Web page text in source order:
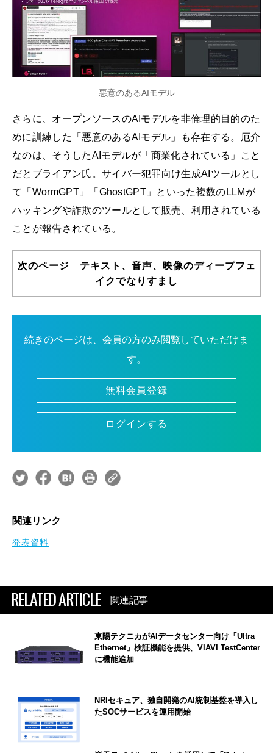
悪意のあるAIモデル
さらに、オープンソースのAIモデルを非倫理的目的のた
めに訓練した「悪意のあるAIモデル」も存在する。厄介
なのは、そうしたAIモデルが「商業化されている」こと
だとブライアン氏。サイバー犯罪向け生成AIツールとし
て「WormGPT」「GhostGPT」といった複数のLLMが
ハッキングや詐欺のツールとして販売、利用されている
ことが報告されている。
次のページ テキスト、音声、映像のディープフェ
イクでなりすまし
続きのページは、会員の方のみ閲覧していただけま
す。
無料会員登録
ログインする
関連リンク
発表資料
RELATED ARTICLE 関連記事
東陽テクニカがAIデータセンター向け「Ultra
Ethernet」検証機能を提供、VIAVI TestCenter
に機能追加
NRIセキュア、独自開発のAI統制基盤を導入し
たSOCサービスを運用開始